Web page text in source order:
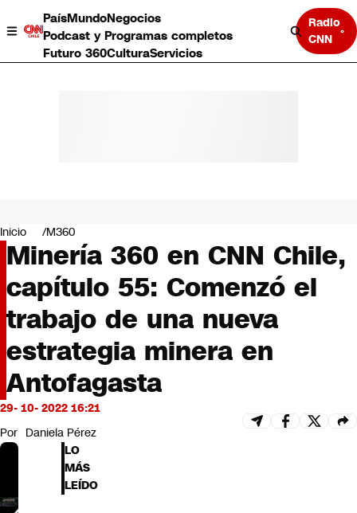
PaísMundoNegocios
Podcast y Programas completos
Futuro 360CulturaServicios
Radio
CNN
Negocios
Deportes
Programas completos
Cultura
Servicios
Bits
CNN tiempo
Futuro 360
Opinión
Inicio M360
Minería 360 en CNN Chile,
capítulo 55: Comenzó el
trabajo de una nueva
estrategia minera en
Antofagasta
29- 10- 2022 16:21
Por Daniela Pérez
LO
MÁS
LEÍDO